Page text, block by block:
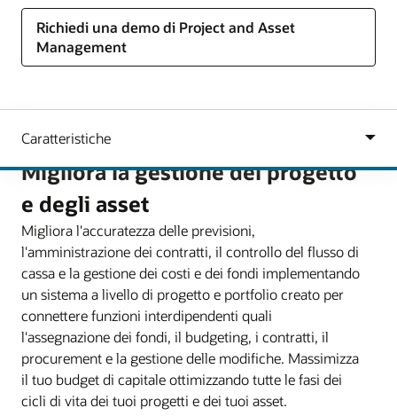
Richiedi una demo di Project and Asset
Management
Migliora la gestione del progetto
e degli asset
Migliora l'accuratezza delle previsioni,
l'amministrazione dei contratti, il controllo del flusso di
cassa e la gestione dei costi e dei fondi implementando
un sistema a livello di progetto e portfolio creato per
connettere funzioni interdipendenti quali
l'assegnazione dei fondi, il budgeting, i contratti, il
procurement e la gestione delle modifiche. Massimizza
il tuo budget di capitale ottimizzando tutte le fasi dei
cicli di vita dei tuoi progetti e dei tuoi asset.